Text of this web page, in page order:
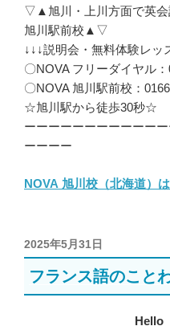
▽▲旭川・上川方面で英会
旭川駅前校▲▽
↓↓↓説明会・無料体験レッ
〇NOVA フリーダイヤル
〇NOVA 旭川駅前校：
☆旭川駅から徒歩30秒☆
ーーーーーーーーーーー
ーーーー
NOVA 旭川校（北海道）
投
稿
日:
2025年5月31日
フランス語のこと